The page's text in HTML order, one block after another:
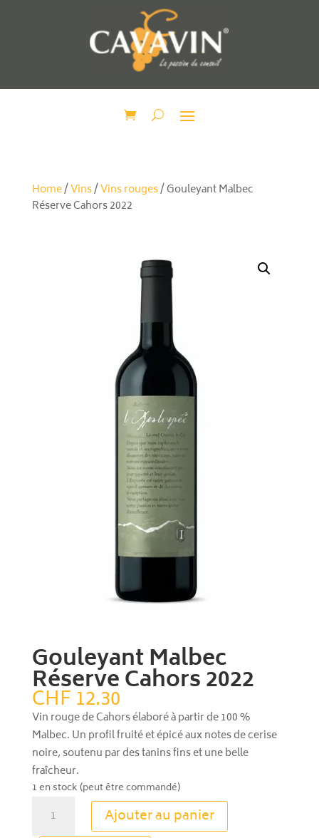
Home/Vins/Vins rouges/ Gouleyant Malbec
Réserve Cahors 2022
Gouleyant Malbec
Réserve Cahors 2022
CHF12.30
Vin rouge de Cahors élaboré à partir de 100 %
Malbec. Un profil fruité et épicé aux notes de cerise
noire, soutenu par des tanins fins et une belle
fraîcheur.
1 en stock (peut être commandé)
Ajouter au panier